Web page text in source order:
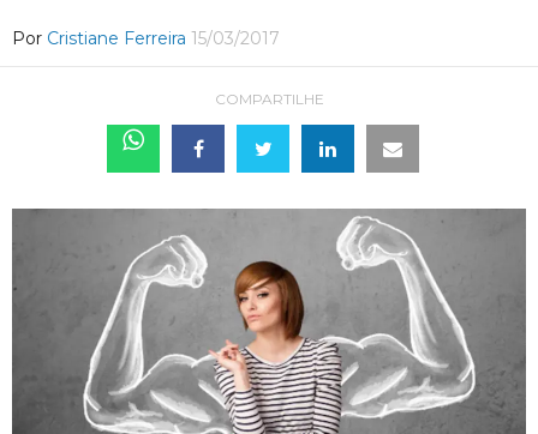
Por Cristiane Ferreira 15/03/2017
COMPARTILHE